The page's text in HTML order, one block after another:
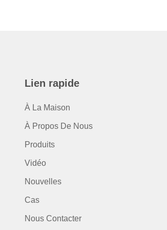
Lien rapide
À La Maison
À Propos De Nous
Produits
Vidéo
Nouvelles
Cas
Nous Contacter